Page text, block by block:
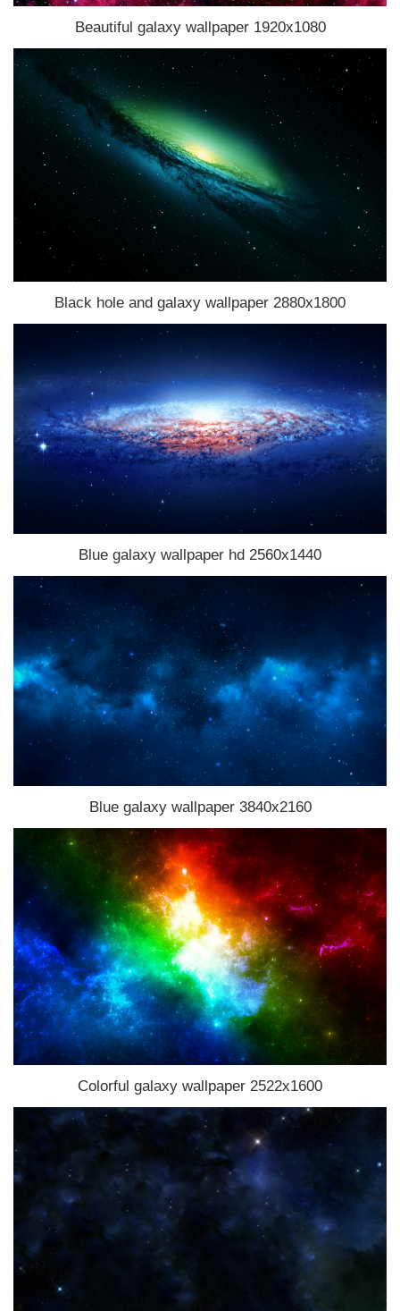
Beautiful galaxy wallpaper 1920x1080
Black hole and galaxy wallpaper 2880x1800
Blue galaxy wallpaper hd 2560x1440
Blue galaxy wallpaper 3840x2160
Colorful galaxy wallpaper 2522x1600